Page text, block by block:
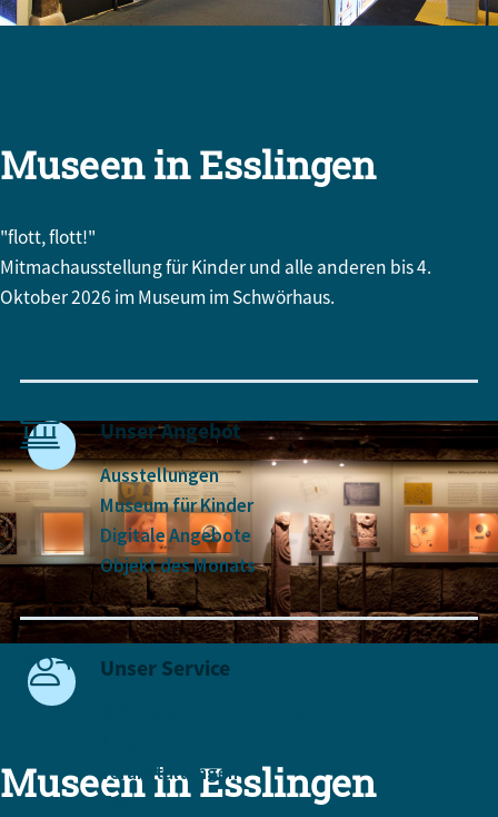
Museen in Esslingen
"flott, flott!"
Mitmachausstellung für Kinder und alle anderen bis 4.
Oktober 2026 im Museum im Schwörhaus.
Museen in Esslingen
Unser Angebot
Ausstellungen
Museum für Kinder
Digitale Angebote
Objekt des Monats
Unser Service
Veranstaltungen
Team